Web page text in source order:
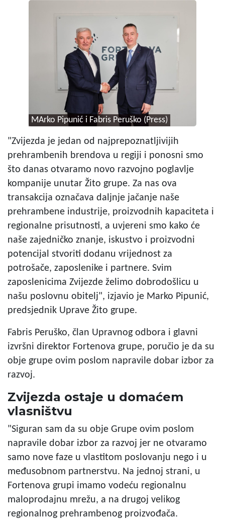
MArko Pipunić i Fabris Peruško (Press)
"Zvijezda je jedan od najprepoznatljivijih
prehrambenih brendova u regiji i ponosni smo
što danas otvaramo novo razvojno poglavlje
kompanije unutar Žito grupe. Za nas ova
transakcija označava daljnje jačanje naše
prehrambene industrije, proizvodnih kapaciteta i
regionalne prisutnosti, a uvjereni smo kako će
naše zajedničko znanje, iskustvo i proizvodni
potencijal stvoriti dodanu vrijednost za
potrošače, zaposlenike i partnere. Svim
zaposlenicima Zvijezde želimo dobrodošlicu u
našu poslovnu obitelj", izjavio je Marko Pipunić,
predsjednik Uprave Žito grupe.
Fabris Peruško, član Upravnog odbora i glavni
izvršni direktor Fortenova grupe, poručio je da su
obje grupe ovim poslom napravile dobar izbor za
razvoj.
Zvijezda ostaje u domaćem
vlasništvu
"Siguran sam da su obje Grupe ovim poslom
napravile dobar izbor za razvoj jer ne otvaramo
samo nove faze u vlastitom poslovanju nego i u
međusobnom partnerstvu. Na jednoj strani, u
Fortenova grupi imamo vodeću regionalnu
maloprodajnu mrežu, a na drugoj velikog
regionalnog prehrambenog proizvođača.